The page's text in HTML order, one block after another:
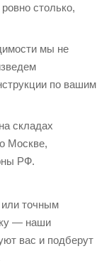
столько,
мы не
по вашим
складах
Москве,
РФ.
точным
— наши
вас и подберут